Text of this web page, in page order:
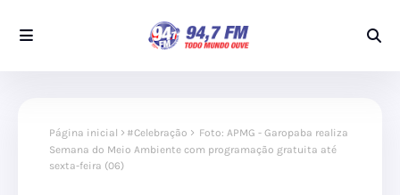
Página inicial #Celebração
Foto: APMG - Garopaba realiza
Semana do Meio Ambiente com programação gratuita até
sexta-feira (06)